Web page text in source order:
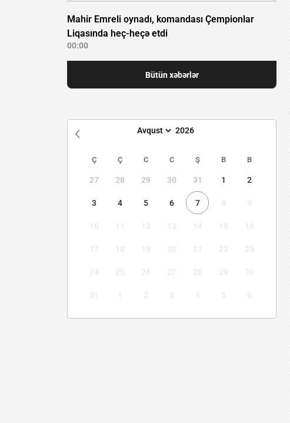
Mahir Emreli oynadı, komandası Çempionlar
Liqasında heç-heçə etdi
00:00
Bütün xəbərlər
Ç Ç C C Ş B B
27 28 29 30 31 1 2
3 4 5 6 7